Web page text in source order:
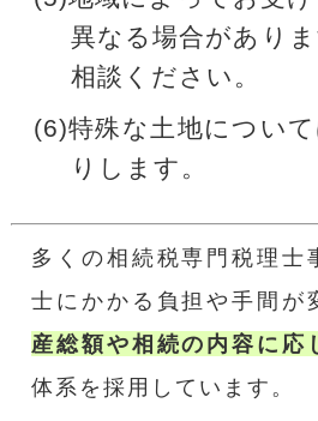
異なる場合があり
相談ください。
(6)特殊な土地につい
りします。
多くの相続税専門税理士
士にかかる負担や手間が
産総額や相続の内容に応
体系を採用しています。